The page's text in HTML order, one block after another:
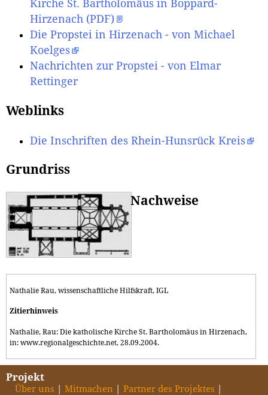
Kirche St. Bartholomäus in Boppard-
Hirzenach (PDF)
Die Propstei in Hirzenach - von Michael
Koelges
Nachrichten zur Propstei - von Elmar
Rettinger
Weblinks
Die Inschriften des Rhein-Hunsrück Kreis
Grundriss
Nachweise
Nathalie Rau, wissenschaftliche Hilfskraft, IGL
Zitierhinweis
Nathalie, Rau: Die katholische Kirche St. Bartholomäus in Hirzenach,
in: www.regionalgeschichte.net, 28.09.2004.
Projekt
Über uns Mitmachen
Partner des Projektes